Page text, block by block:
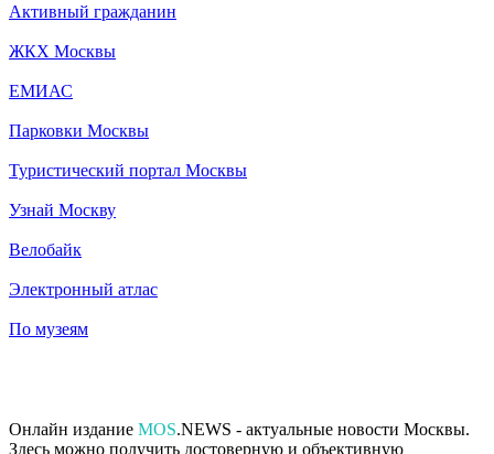
Активный гражданин
ЖКХ Москвы
ЕМИАС
Парковки Москвы
Туристический портал Москвы
Узнай Москву
Велобайк
Электронный атлас
По музеям
Онлайн издание MOS.NEWS - актуальные новости Москвы.
Здесь можно получить достоверную и объективную